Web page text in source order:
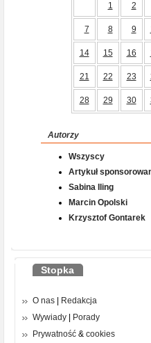
1
2
7 8 9
14 15 16
21 22 23
28 29 30
Autorzy
Wszyscy
Artykuł
Sabina Iling
Marcin Opolski
Krzysztof Gontarek
Stopka
O nas
Redakcja
Wywiady
Porady
Prywatność & cookies